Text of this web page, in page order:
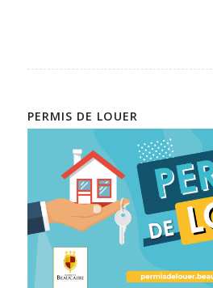
PERMIS DE LOUER